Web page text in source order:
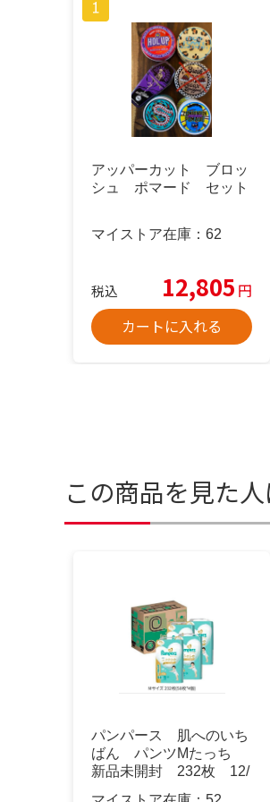
アッパーカット ブロッ
シュ ポマード セット
マイストア在庫： 62
税込 12,805 円
カートに入れる
この商品を見た
パンパース 肌へのいち
ばん パンツMたっち
新品未開封 232枚 12/